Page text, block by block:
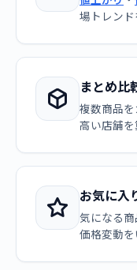
場トレンド
まとめ比
複数商品
高い店舗を
お気に入
気になる商
価格変動を